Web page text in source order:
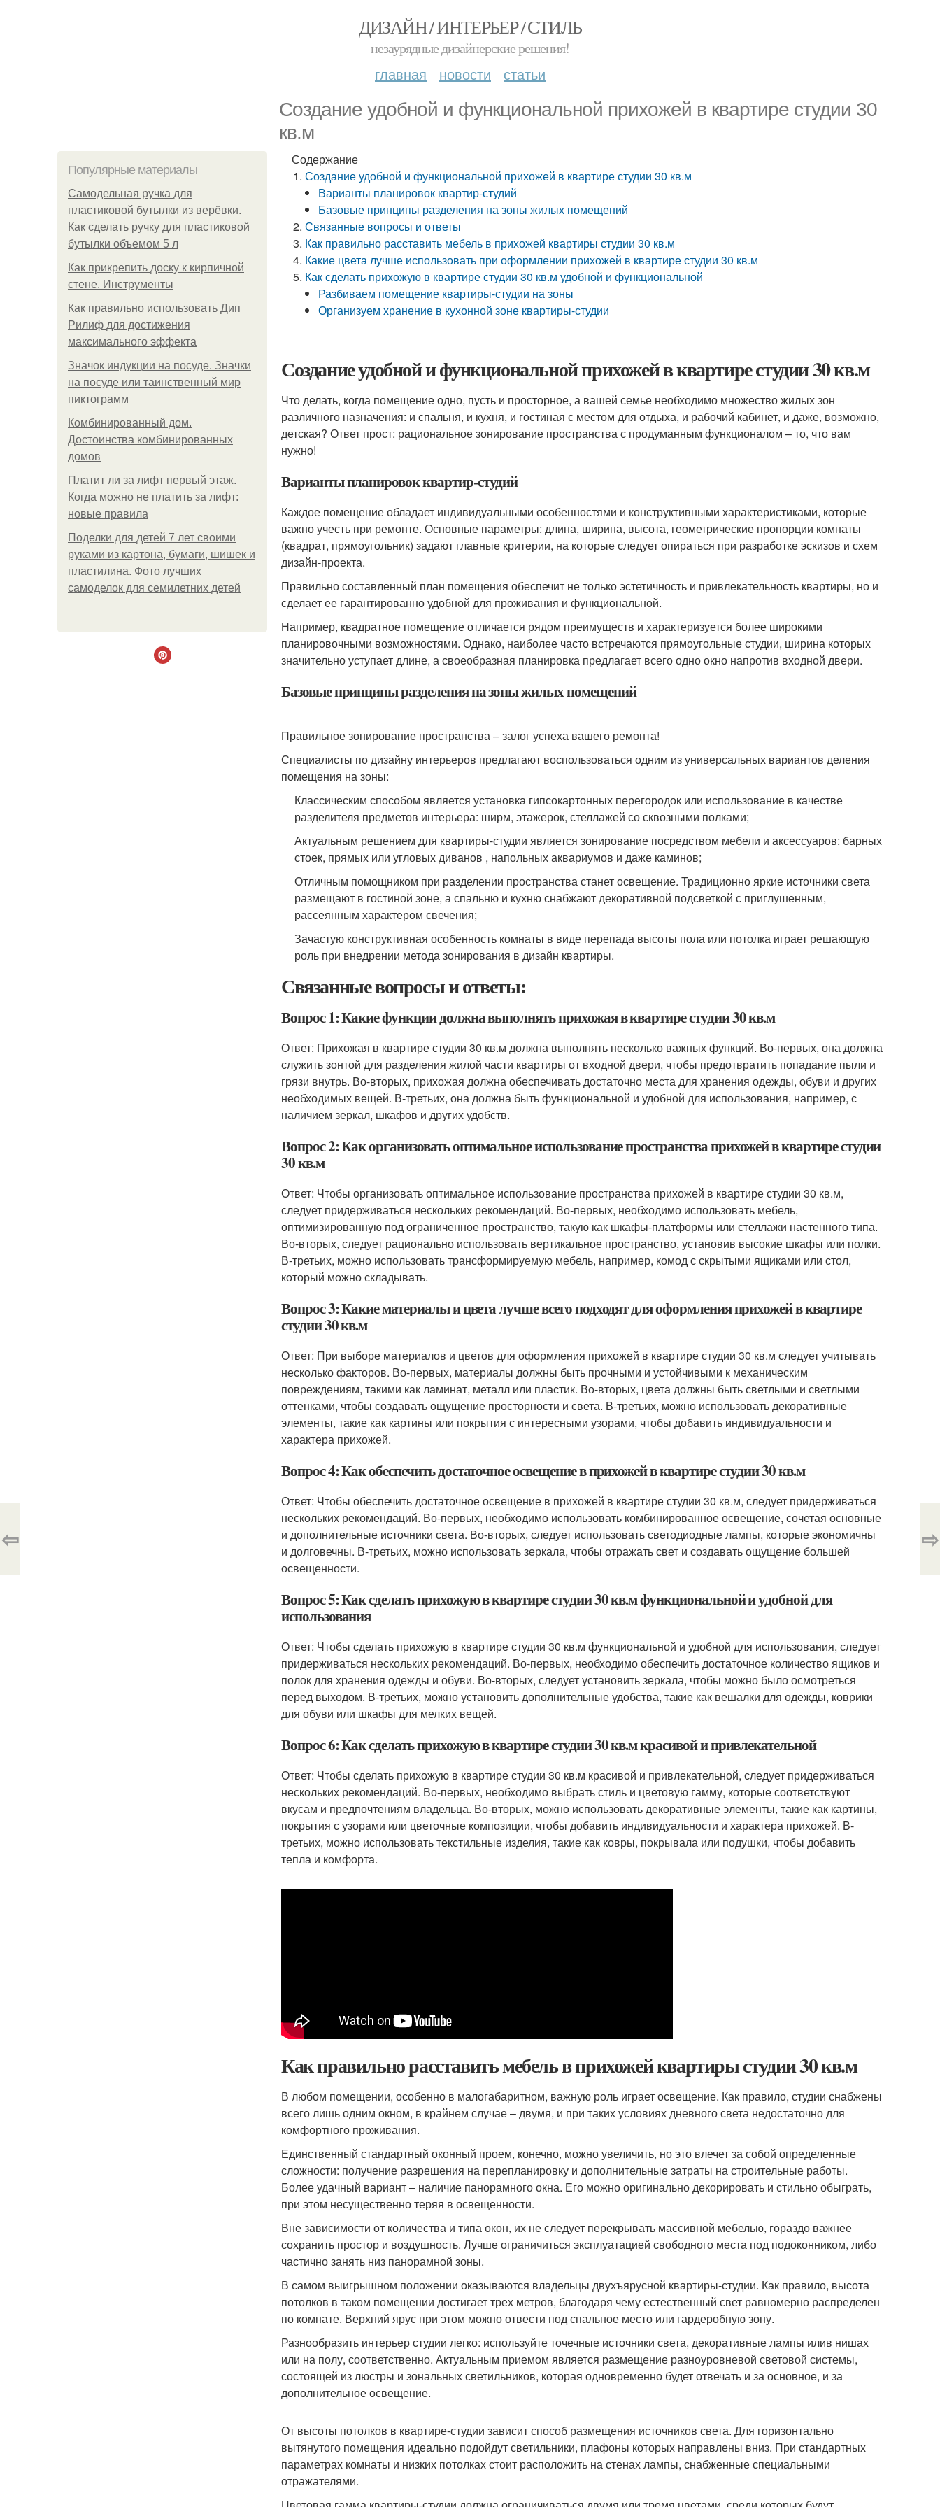
ДИЗАЙН / ИНТЕРЬЕР / СТИЛЬ
незаурядные дизайнерские решения!
главная новости статьи
Создание удобной и функциональной прихожей в квартире студии 30
кв.м
Популярные материалы
Самодельная ручка для
пластиковой бутылки из верёвки.
Как сделать ручку для пластиковой
бутылки объемом 5 л
Как прикрепить доску к кирпичной
стене. Инструменты
Как правильно использовать Дип
Рилиф для достижения
максимального эффекта
Значок индукции на посуде. Значки
на посуде или таинственный мир
пиктограмм
Комбинированный дом.
Достоинства комбинированных
домов
Платит ли за лифт первый этаж.
Когда можно не платить за лифт:
новые правила
Поделки для детей 7 лет своими
руками из картона, бумаги, шишек и
пластилина. Фото лучших
самоделок для семилетних детей
Содержание
Создание удобной и функциональной прихожей в квартире студии 30 кв.м
Варианты планировок квартир-студий
Базовые принципы разделения на зоны жилых помещений
Связанные вопросы и ответы
Как правильно расставить мебель в прихожей квартиры студии 30 кв.м
Какие цвета лучше использовать при оформлении прихожей в квартире студии 30 кв.м
Как сделать прихожую в квартире студии 30 кв.м удобной и функциональной
Разбиваем помещение квартиры-студии на зоны
Организуем хранение в кухонной зоне квартиры-студии
Создание удобной и функциональной прихожей в квартире студии 30 кв.м
Что делать, когда помещение одно, пусть и просторное, а вашей семье необходимо множество жилых зон
различного назначения: и спальня, и кухня, и гостиная с местом для отдыха, и рабочий кабинет, и даже, возможно,
детская? Ответ прост: рациональное зонирование пространства с продуманным функционалом – то, что вам
нужно!
Варианты планировок квартир-студий
Каждое помещение обладает индивидуальными особенностями и конструктивными характеристиками, которые
важно учесть при ремонте. Основные параметры: длина, ширина, высота, геометрические пропорции комнаты
(квадрат, прямоугольник) задают главные критерии, на которые следует опираться при разработке эскизов и схем
дизайн-проекта.
Правильно составленный план помещения обеспечит не только эстетичность и привлекательность квартиры, но и
сделает ее гарантированно удобной для проживания и функциональной.
Например, квадратное помещение отличается рядом преимуществ и характеризуется более широкими
планировочными возможностями. Однако, наиболее часто встречаются прямоугольные студии, ширина которых
значительно уступает длине, а своеобразная планировка предлагает всего одно окно напротив входной двери.
Базовые принципы разделения на зоны жилых помещений
Правильное зонирование пространства – залог успеха вашего ремонта!
Специалисты по дизайну интерьеров предлагают воспользоваться одним из универсальных вариантов деления
помещения на зоны:
Классическим способом является установка гипсокартонных перегородок или использование в качестве
разделителя предметов интерьера: ширм, этажерок, стеллажей со сквозными полками;
Актуальным решением для квартиры-студии является зонирование посредством мебели и аксессуаров: барных
стоек, прямых или угловых диванов , напольных аквариумов и даже каминов;
Отличным помощником при разделении пространства станет освещение. Традиционно яркие источники света
размещают в гостиной зоне, а спальню и кухню снабжают декоративной подсветкой с приглушенным,
рассеянным характером свечения;
Зачастую конструктивная особенность комнаты в виде перепада высоты пола или потолка играет решающую
роль при внедрении метода зонирования в дизайн квартиры.
Связанные вопросы и ответы:
Вопрос 1: Какие функции должна выполнять прихожая в квартире студии 30 кв.м
Ответ: Прихожая в квартире студии 30 кв.м должна выполнять несколько важных функций. Во-первых, она должна
служить зонтой для разделения жилой части квартиры от входной двери, чтобы предотвратить попадание пыли и
грязи внутрь. Во-вторых, прихожая должна обеспечивать достаточно места для хранения одежды, обуви и других
необходимых вещей. В-третьих, она должна быть функциональной и удобной для использования, например, с
наличием зеркал, шкафов и других удобств.
Вопрос 2: Как организовать оптимальное использование пространства прихожей в квартире студии
30 кв.м
Ответ: Чтобы организовать оптимальное использование пространства прихожей в квартире студии 30 кв.м,
следует придерживаться нескольких рекомендаций. Во-первых, необходимо использовать мебель,
оптимизированную под ограниченное пространство, такую как шкафы-платформы или стеллажи настенного типа.
Во-вторых, следует рационально использовать вертикальное пространство, установив высокие шкафы или полки.
В-третьих, можно использовать трансформируемую мебель, например, комод с скрытыми ящиками или стол,
который можно складывать.
Вопрос 3: Какие материалы и цвета лучше всего подходят для оформления прихожей в квартире
студии 30 кв.м
Ответ: При выборе материалов и цветов для оформления прихожей в квартире студии 30 кв.м следует учитывать
несколько факторов. Во-первых, материалы должны быть прочными и устойчивыми к механическим
повреждениям, такими как ламинат, металл или пластик. Во-вторых, цвета должны быть светлыми и светлыми
оттенками, чтобы создавать ощущение просторности и света. В-третьих, можно использовать декоративные
элементы, такие как картины или покрытия с интересными узорами, чтобы добавить индивидуальности и
характера прихожей.
Вопрос 4: Как обеспечить достаточное освещение в прихожей в квартире студии 30 кв.м
Ответ: Чтобы обеспечить достаточное освещение в прихожей в квартире студии 30 кв.м, следует придерживаться
нескольких рекомендаций. Во-первых, необходимо использовать комбинированное освещение, сочетая основные
и дополнительные источники света. Во-вторых, следует использовать светодиодные лампы, которые экономичны
и долговечны. В-третьих, можно использовать зеркала, чтобы отражать свет и создавать ощущение большей
освещенности.
Вопрос 5: Как сделать прихожую в квартире студии 30 кв.м функциональной и удобной для
использования
Ответ: Чтобы сделать прихожую в квартире студии 30 кв.м функциональной и удобной для использования, следует
придерживаться нескольких рекомендаций. Во-первых, необходимо обеспечить достаточное количество ящиков и
полок для хранения одежды и обуви. Во-вторых, следует установить зеркала, чтобы можно было осмотреться
перед выходом. В-третьих, можно установить дополнительные удобства, такие как вешалки для одежды, коврики
для обуви или шкафы для мелких вещей.
Вопрос 6: Как сделать прихожую в квартире студии 30 кв.м красивой и привлекательной
Ответ: Чтобы сделать прихожую в квартире студии 30 кв.м красивой и привлекательной, следует придерживаться
нескольких рекомендаций. Во-первых, необходимо выбрать стиль и цветовую гамму, которые соответствуют
вкусам и предпочтениям владельца. Во-вторых, можно использовать декоративные элементы, такие как картины,
покрытия с узорами или цветочные композиции, чтобы добавить индивидуальности и характера прихожей. В-
третьих, можно использовать текстильные изделия, такие как ковры, покрывала или подушки, чтобы добавить
тепла и комфорта.
Как правильно расставить мебель в прихожей квартиры студии 30 кв.м
В любом помещении, особенно в малогабаритном, важную роль играет освещение. Как правило, студии снабжены
всего лишь одним окном, в крайнем случае – двумя, и при таких условиях дневного света недостаточно для
комфортного проживания.
Единственный стандартный оконный проем, конечно, можно увеличить, но это влечет за собой определенные
сложности: получение разрешения на перепланировку и дополнительные затраты на строительные работы.
Более удачный вариант – наличие панорамного окна. Его можно оригинально декорировать и стильно обыграть,
при этом несущественно теряя в освещенности.
Вне зависимости от количества и типа окон, их не следует перекрывать массивной мебелью, гораздо важнее
сохранить простор и воздушность. Лучше ограничиться эксплуатацией свободного места под подоконником, либо
частично занять низ панорамной зоны.
В самом выигрышном положении оказываются владельцы двухъярусной квартиры-студии. Как правило, высота
потолков в таком помещении достигает трех метров, благодаря чему естественный свет равномерно распределен
по комнате. Верхний ярус при этом можно отвести под спальное место или гардеробную зону.
Разнообразить интерьер студии легко: используйте точечные источники света, декоративные лампы илив нишах
или на полу, соответственно. Актуальным приемом является размещение разноуровневой световой системы,
состоящей из люстры и зональных светильников, которая одновременно будет отвечать и за основное, и за
дополнительное освещение.
От высоты потолков в квартире-студии зависит способ размещения источников света. Для горизонтально
вытянутого помещения идеально подойдут светильники, плафоны которых направлены вниз. При стандартных
параметрах комнаты и низких потолках стоит расположить на стенах лампы, снабженные специальными
отражателями.
⇦ ⇨